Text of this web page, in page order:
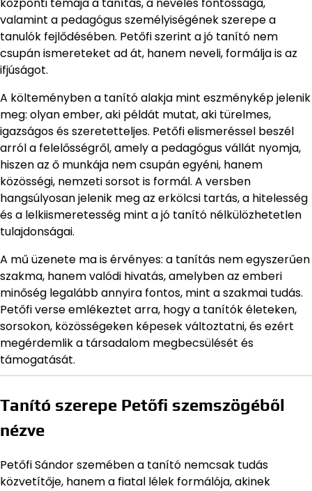
központi témája a tanítás, a nevelés fontossága,
valamint a pedagógus személyiségének szerepe a
tanulók fejlődésében. Petőfi szerint a jó tanító nem
csupán ismereteket ad át, hanem neveli, formálja is az
ifjúságot.
A költeményben a tanító alakja mint eszménykép jelenik
meg: olyan ember, aki példát mutat, aki türelmes,
igazságos és szeretetteljes. Petőfi elismeréssel beszél
arról a felelősségről, amely a pedagógus vállát nyomja,
hiszen az ő munkája nem csupán egyéni, hanem
közösségi, nemzeti sorsot is formál. A versben
hangsúlyosan jelenik meg az erkölcsi tartás, a hitelesség
és a lelkiismeretesség mint a jó tanító nélkülözhetetlen
tulajdonságai.
A mű üzenete ma is érvényes: a tanítás nem egyszerűen
szakma, hanem valódi hivatás, amelyben az emberi
minőség legalább annyira fontos, mint a szakmai tudás.
Petőfi verse emlékeztet arra, hogy a tanítók életeken,
sorsokon, közösségeken képesek változtatni, és ezért
megérdemlik a társadalom megbecsülését és
támogatását.
Tanító szerepe Petőfi szemszögéből
nézve
Petőfi Sándor szemében a tanító nemcsak tudás
közvetítője, hanem a fiatal lélek formálója, akinek